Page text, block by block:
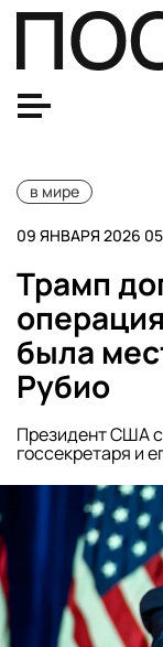
в мире
09 ЯНВАРЯ 2026
Трамп
была
Рубио
Президент США
госсекретаря и
Лукашенко